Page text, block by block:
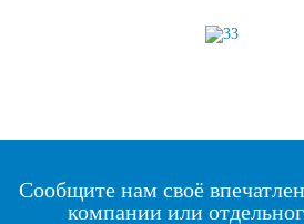
Сообщите нам своё
компании или